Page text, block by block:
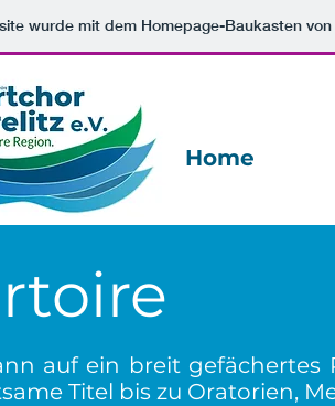
wurde mit dem Homepage-Baukasten von
Home
auf ein breit
Titel bis zu Oratorien,